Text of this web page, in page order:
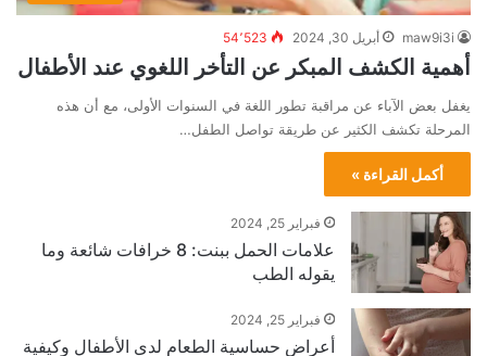
maw9i3i أبريل 30, 2024 54٬523
أهمية الكشف المبكر عن التأخر اللغوي عند الأطفال
يغفل بعض الآباء عن مراقبة تطور اللغة في السنوات الأولى، مع أن هذه
المرحلة تكشف الكثير عن طريقة تواصل الطفل…
أكمل القراءة »
فبراير 25, 2024
علامات الحمل ببنت: 8 خرافات شائعة وما
يقوله الطب
فبراير 25, 2024
أعراض حساسية الطعام لدى الأطفال وكيفية